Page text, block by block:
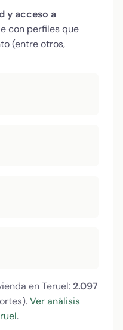
y acceso a
con perfiles que
(entre otros,
en Teruel: 2.097
Ver análisis
.